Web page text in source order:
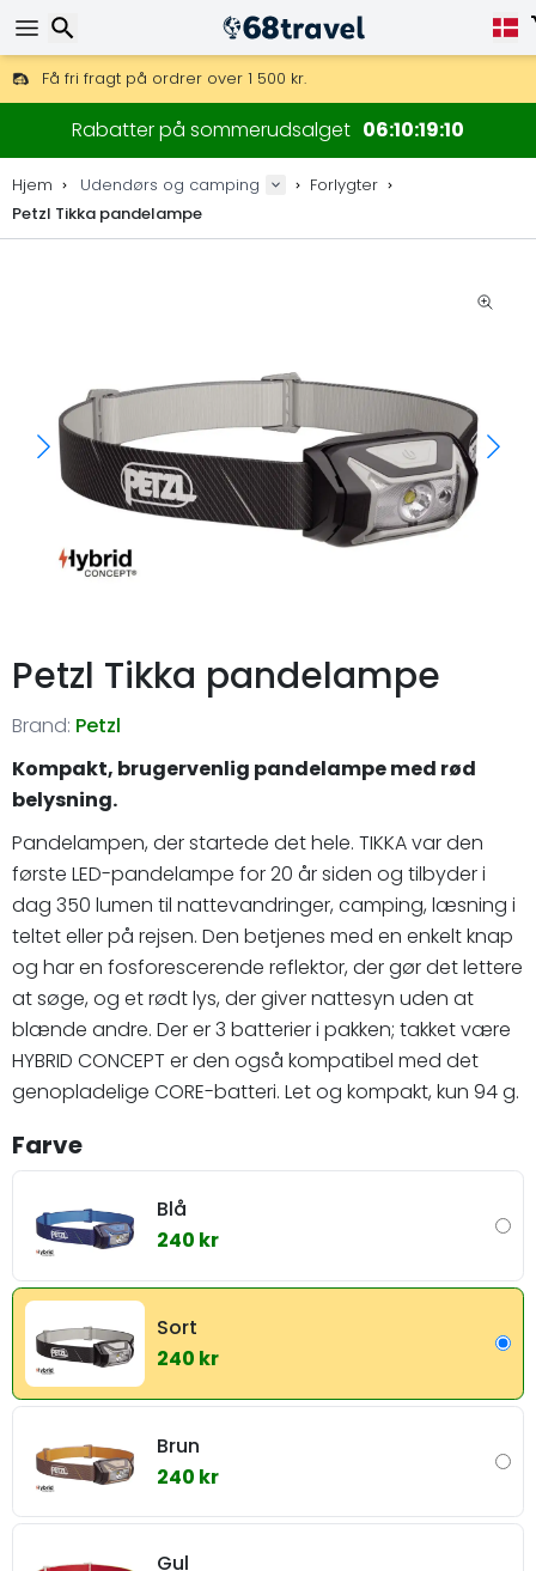
Få fri fragt på ordrer over 1 500 kr.
DHL Express fra dag til dag er også tilgængelig.
30 dages returret, 90 dage for trækort og dekorationer.
De bedste priser på outdoor-udstyr og tilbehør.
Rabatter på sommerudsalget 06101909
Hjem Udendørs og camping
Forlygter
Petzl Tikka pandelampe
Petzl Tikka pandelampe
Brand: Petzl
Kompakt, brugervenlig pandelampe med rød
belysning.
Pandelampen, der startede det hele. TIKKA var den
første LED-pandelampe for 20 år siden og tilbyder i
dag 350 lumen til nattevandringer, camping, læsning i
teltet eller på rejsen. Den betjenes med en enkelt knap
og har en fosforescerende reflektor, der gør det lettere
at søge, og et rødt lys, der giver nattesyn uden at
blænde andre. Der er 3 batterier i pakken; takket være
HYBRID CONCEPT er den også kompatibel med det
genopladelige CORE-batteri. Let og kompakt, kun 94 g.
Farve
Blå
240 kr
Sort
240 kr
Brun
240 kr
Gul
Søg efter